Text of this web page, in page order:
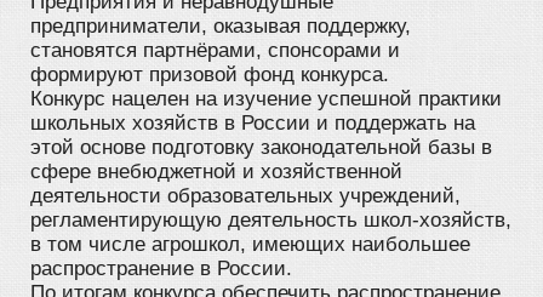
предприниматели, оказывая поддержку,
становятся партнёрами, спонсорами и
формируют призовой фонд конкурса.
Конкурс нацелен на изучение успешной практики
школьных хозяйств в России и поддержать на
этой основе подготовку законодательной базы в
сфере внебюджетной и хозяйственной
деятельности образовательных учреждений,
регламентирующую деятельность школ-хозяйств,
в том числе агрошкол, имеющих наибольшее
распространение в России.